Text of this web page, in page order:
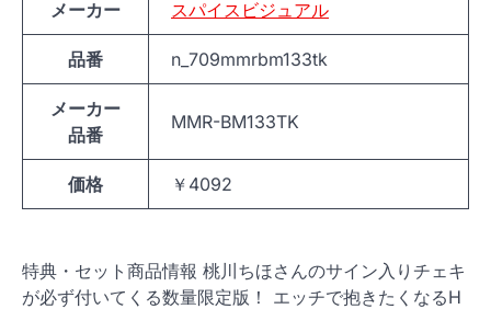
メーカー スパイスビジュアル
品番 n_709mmrbm133tk
メーカー
品番
MMR-BM133TK
価格 ￥4092
特典・セット商品情報 桃川ちほさんのサイン入りチェキ
が必ず付いてくる数量限定版！ エッチで抱きたくなるH